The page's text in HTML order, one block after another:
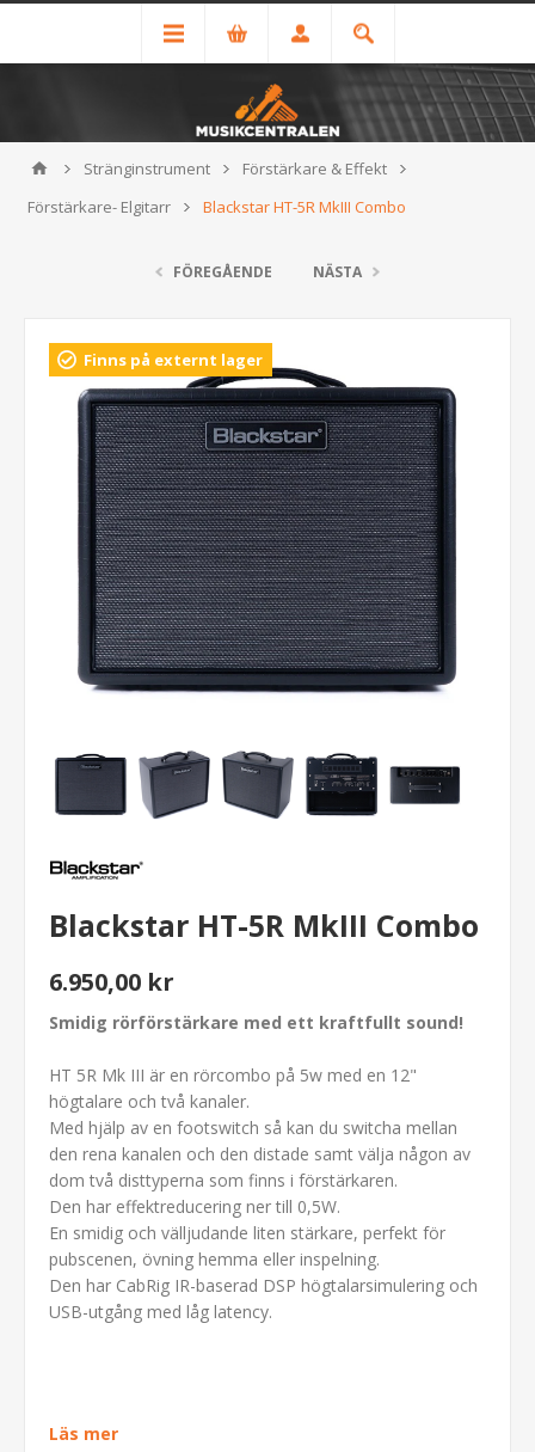
Stränginstrument
Förstärkare & Effekt
Förstärkare- Elgitarr
Blackstar HT-5R MkIII Combo
FÖREGÅENDE NÄSTA
Finns på externt lager
Blackstar HT-5R MkIII Combo
6.950,00 kr
Smidig rörförstärkare med ett kraftfullt sound!
HT 5R Mk III är en rörcombo på 5w med en 12"
högtalare och två kanaler.
Med hjälp av en footswitch så kan du switcha mellan
den rena kanalen och den distade samt välja någon av
dom två disttyperna som finns i förstärkaren.
Den har effektreducering ner till 0,5W.
En smidig och välljudande liten stärkare, perfekt för
pubscenen, övning hemma eller inspelning.
Den har CabRig IR-baserad DSP högtalarsimulering och
USB-utgång med låg latency.
Läs mer